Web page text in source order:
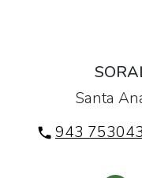
Santa
943 753043